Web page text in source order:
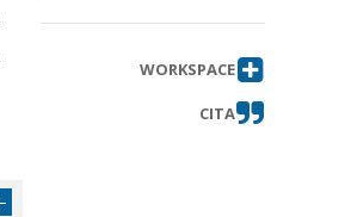
WORKSPACE
CITA